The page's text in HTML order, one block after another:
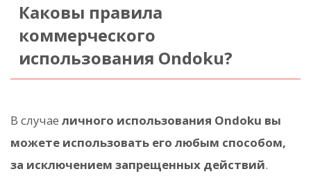
Каковы правила
коммерческого
использования Ondoku?
В случае личного использования Ondoku вы
можете использовать его любым способом,
за исключением запрещенных действий.